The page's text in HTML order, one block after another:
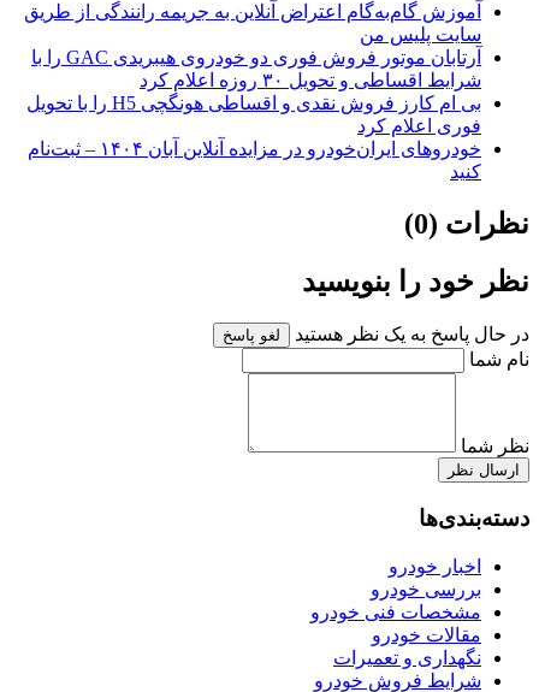
آموزش گام‌به‌گام اعتراض آنلاین به جریمه رانندگی از طریق
سایت پلیس من
آرتابان موتور فروش فوری دو خودروی هیبریدی GAC را با
شرایط اقساطی و تحویل ۳۰ روزه اعلام کرد
بی ام کارز فروش نقدی و اقساطی هونگچی H5 را با تحویل
فوری اعلام کرد
خودروهای ایران‌خودرو در مزایده آنلاین آبان ۱۴۰۴ – ثبت‌نام
کنید
نظرات (0)
نظر خود را بنویسید
در حال پاسخ به یک نظر هستید لغو پاسخ
نام شما
نظر شما
ارسال نظر
دسته‌بندی‌ها
اخبار خودرو
بررسی خودرو
مشخصات فنی خودرو
مقالات خودرو
نگهداری و تعمیرات
شرایط فروش خودرو